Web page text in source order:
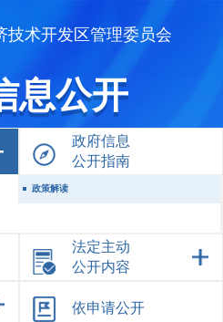
技术开发区管理委员会
息公开
政策解读
政府信息
公开指南
法定主动
公开内容
依申请公开